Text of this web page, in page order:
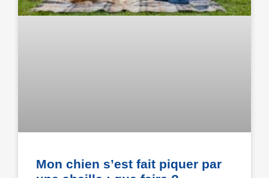
Mon chien s’est fait piquer par